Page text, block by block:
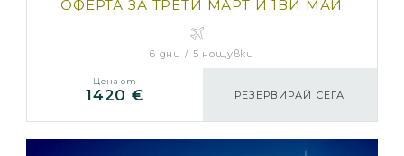
ОФЕРТА ЗА ТРЕТИ МАРТ И 1ВИ МАЙ
6 дни / 5 нощувки
Цена от
1420 € РЕЗЕРВИРАЙ СЕГА